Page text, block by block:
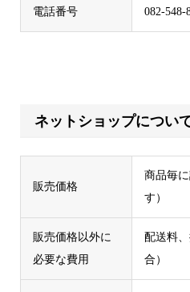
電話番号 082-548-
ネットショップについ
販売価格
商品毎
す）
販売価格以外に
必要な費用
配送料
合）